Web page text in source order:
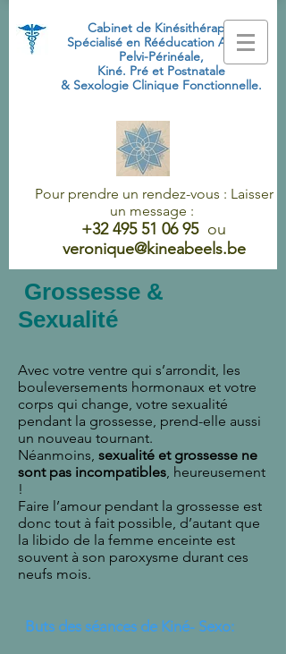
Cabinet de Kinésithérapie
Spécialisé en Rééducation Abdo-
Pelvi-Périnéale,
Kiné. Pré et Postnatale
& Sexologie Clinique Fonctionnelle.
Pour prendre un rendez-vous : Laisser
un message :
+32 495 51 06 95 ou
veronique@kineabeels.be
Grossesse &
Sexualité
Avec votre ventre qui s’arrondit, les
bouleversements hormonaux et votre
corps qui change, votre sexualité
pendant la grossesse, prend-elle aussi
un nouveau tournant.
Néanmoins, sexualité et grossesse ne
sont pas incompatibles, heureusement
!
Faire l’amour pendant la grossesse est
donc tout à fait possible, d’autant que
la libido de la femme enceinte est
souvent à son paroxysme durant ces
neufs mois.
Buts des séances de Kiné- Sexo: